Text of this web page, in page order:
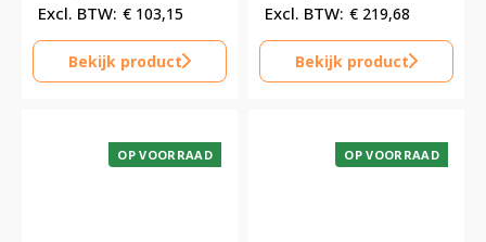
€ 103,15
Bekijk product
€ 219,68
Bekijk product
OP VOORRAAD OP VOORRAAD